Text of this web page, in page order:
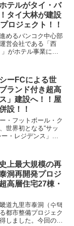
テルがタイ・バ
タイ大林が建設
ロジェクト！！
めるバンコク中心部
営会社である「西
がホテル事業に参
ーFCによる世
ランド付き超高
」建設へ！！屋
設！！
・フットボール・ク
世界初となる“サッ
・レジデンス」を
上最大規模の再
洞再開発プロジ
高層住宅27棟・
道九里市泰洞（수택
都市整備プロジェク
しました。今回のプ